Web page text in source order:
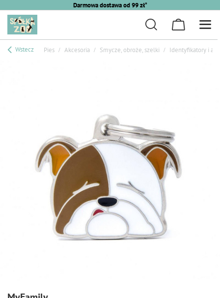
Darmowa dostawa od 99 zł*
Wstecz Pies Akcesoria Smycze, obroże, szelki Identyfikatory i